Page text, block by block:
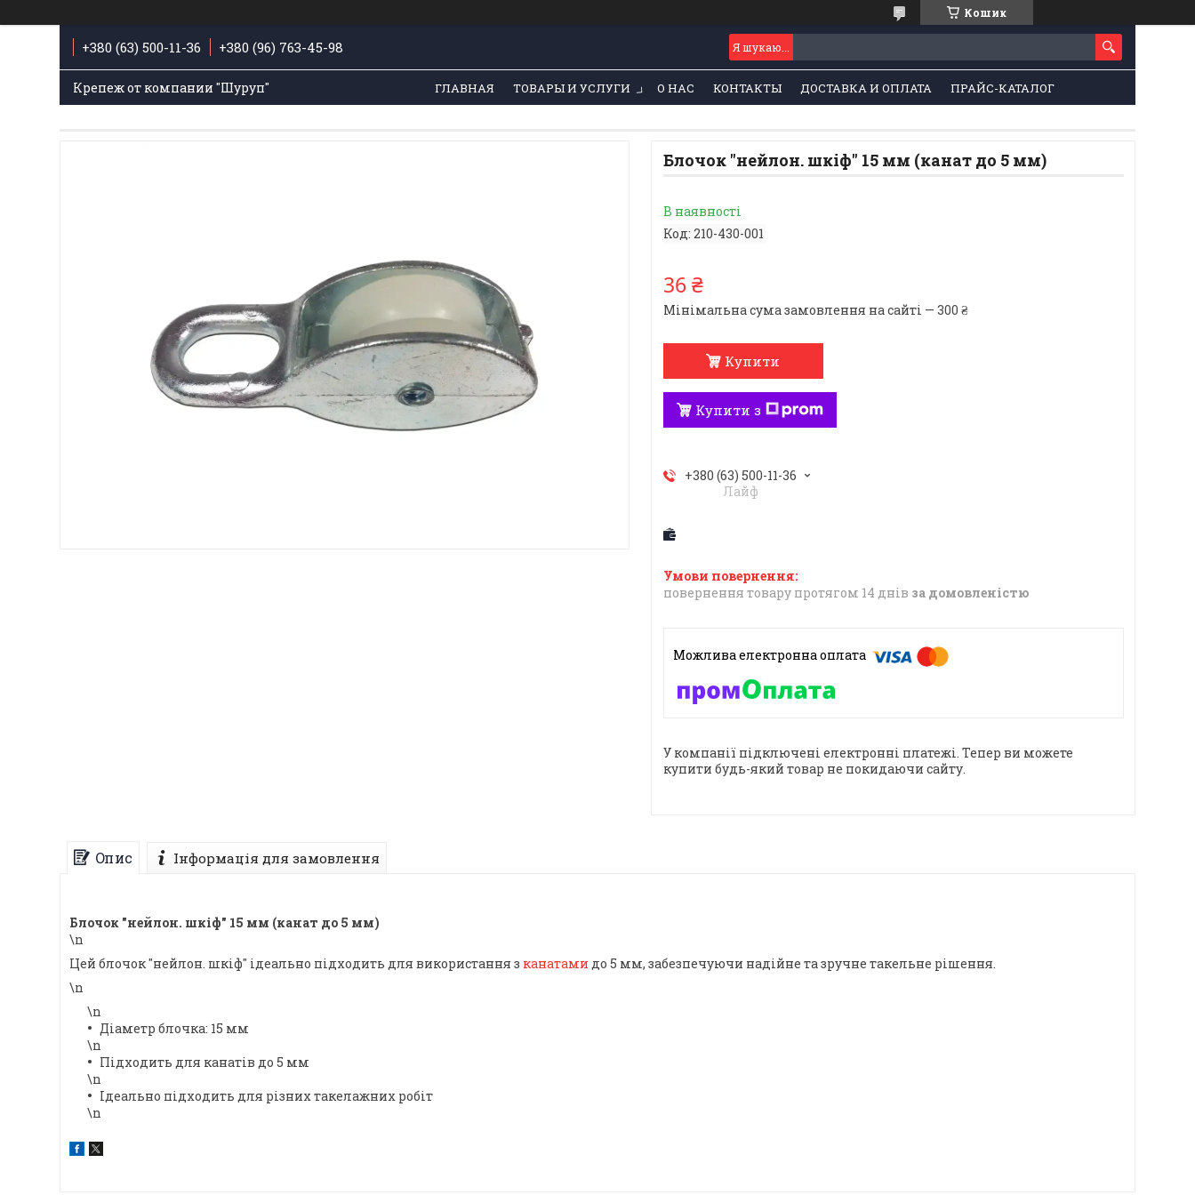
Кошик
+380 (63) 500-11-36 +380 (96) 763-45-98
Крепеж от компании "Шуруп" ГЛАВНАЯ ТОВАРЫ И УСЛУГИ О НАС КОНТАКТЫ ДОСТАВКА И ОПЛАТА ПРАЙС-КАТАЛОГ
Блочок "нейлон. шкіф" 15 мм (канат до 5 мм)
В наявності
Код: 210-430-001
36 ₴
Мінімальна сума замовлення на сайті — 300 ₴
Купити
Купити з
+380 (63) 500-11-36
Лайф
повернення товару протягом 14 днів за домовленістю
У компанії підключені електронні платежі. Тепер ви можете
купити будь-який товар не покидаючи сайту.
Опис Інформація для замовлення
Блочок "нейлон. шкіф" 15 мм (канат до 5 мм)
\n
Цей блочок "нейлон. шкіф" ідеально підходить для використання з канатами до 5 мм, забезпечуючи надійне та зручне такельне рішення.
\n
\n
Діаметр блочка: 15 мм
\n
Підходить для канатів до 5 мм
\n
Ідеально підходить для різних такелажних робіт
\n